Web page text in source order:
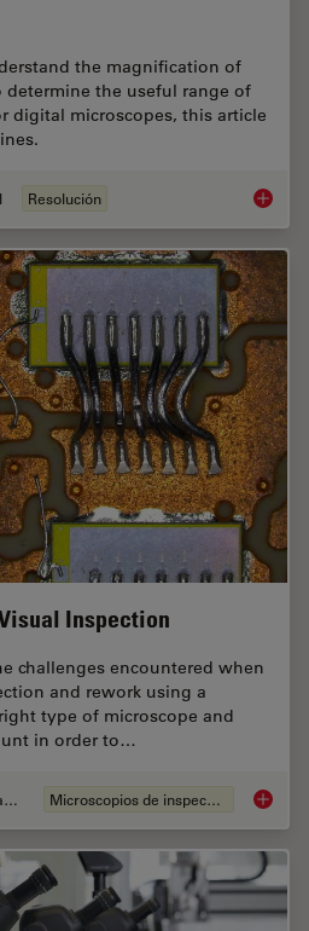
the magnification of
the useful range of
digital microscopes, this article
Resolución
Inspection
challenges encountered when
and rework using a
type of microscope and
in order to…
Whitepaper Microscopios de inspección Top